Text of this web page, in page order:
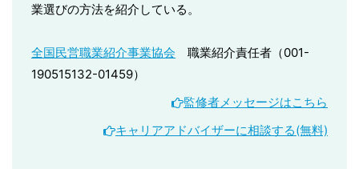
業選びの方法を紹介している。
全国民営職業紹介事業協会 職業紹介責任者（001-
190515132-01459）
監修者メッセージはこちら
キャリアアドバイザーに相談する(無料)